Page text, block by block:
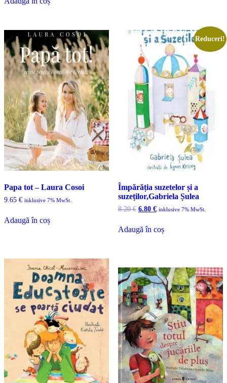
Papa tot – Laura Cosoi
9.65 € inklusive 7% MwSt.
Adaugă în coș
Reduceri!
Împărăția suzetelor și a
suzeților,Gabriela Șulea
8.20€ Prețul
fost:
6.80 €Prețul
6.80 €.
inklusive 7% MwSt.
Adaugă în coș